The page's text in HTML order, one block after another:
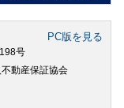
PC版を見る
号
動産保証協会